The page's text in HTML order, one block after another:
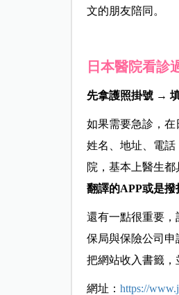
文的朋友陪同。
日本醫院看診
先拿護照掛號 →
如果需要急診，
姓名、地址、電話
院， 基本上醫生都
翻譯的APP或是
還有一點很重要，
保局與保險公司申
把網站收入書籤，
網址： https://